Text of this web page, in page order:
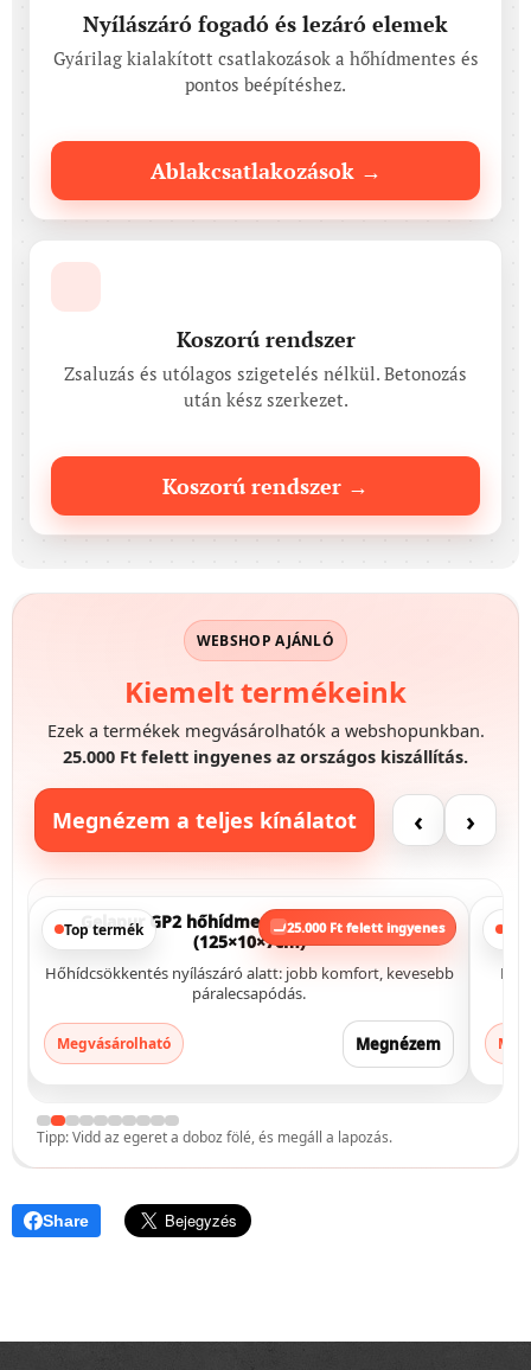
Nyílászáró fogadó és lezáró elemek
Gyárilag kialakított csatlakozások a hőhídmentes és
pontos beépítéshez.
Ablakcsatlakozások →
Koszorú rendszer
Zsaluzás és utólagos szigetelés nélkül. Betonozás
után kész szerkezet.
Koszorú rendszer →
WEBSHOP AJÁNLÓ
Kiemelt termékeink
Ezek a termékek megvásárolhatók a webshopunkban.
25.000 Ft felett ingyenes az országos kiszállítás.
Megnézem a teljes kínálatot ‹ ›
Profi kivitelezés 25.000 Ft felett ingyenes
Kezdősor szintező készlet falazathoz
Pontos indulás falazásnál: gyorsabb munka, kevesebb
utólagos igazítás.
Megvásárolható Megnézem
Tipp: Vidd az egeret a doboz fölé, és megáll a lapozás.
Share